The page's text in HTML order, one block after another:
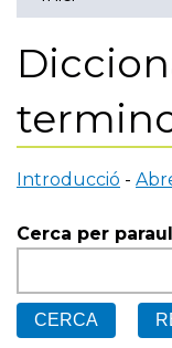
Introducció -
Cerca per